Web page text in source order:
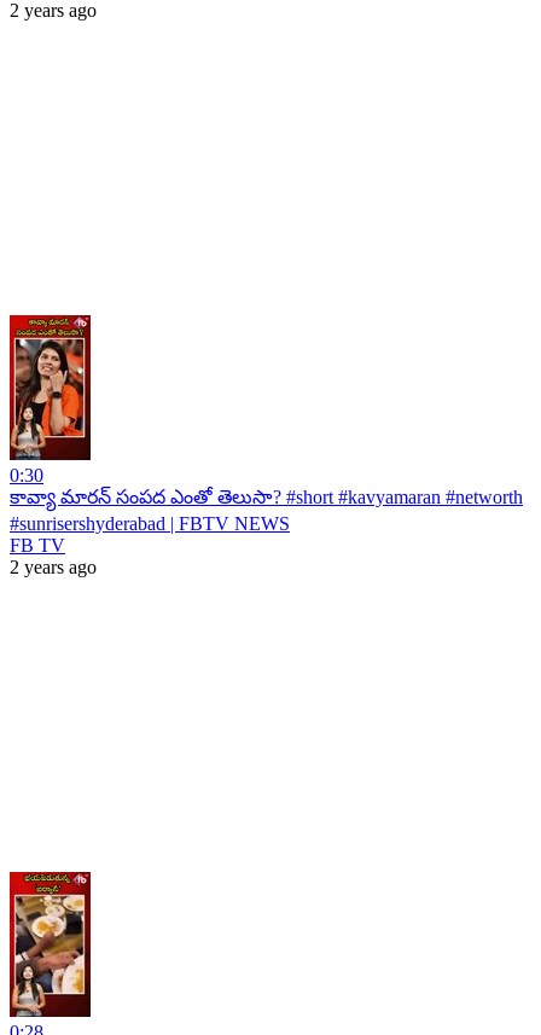
2 years ago
0:30
కావ్యా మారన్ సంపద ఎంతో తెలుసా? #short #kavyamaran #networth
#sunrisershyderabad | FBTV NEWS
FB TV
2 years ago